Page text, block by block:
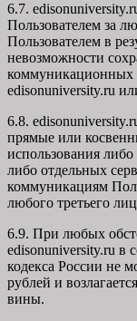
6.7.
Пользователем за
Пользователем в
невозможности
коммуникационных
edisonuniversity.ru
6.8.
прямые или
использования
либо отдельных
коммуникациям
любого третьего
6.9. При любых
edisonuniversity.ru в
кодекса России не
рублей и
вины.